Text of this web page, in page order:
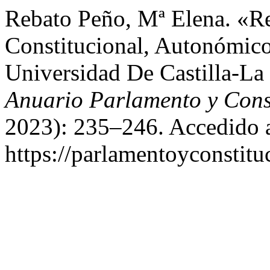
Rebato Peño, Mª Elena.
Constitucional,
Universidad De Castilla-
Anuario Parlamento y
2023): 235–246. Accedido
https://